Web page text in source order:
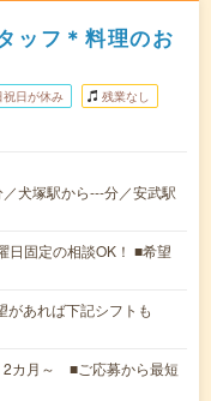
ッフ＊料理のお
祝日が休み 残業なし
犬塚駅から---分／安武駅
日固定の相談OK！ ■希望
あれば下記シフトも
2カ月～ ■ご応募から最短